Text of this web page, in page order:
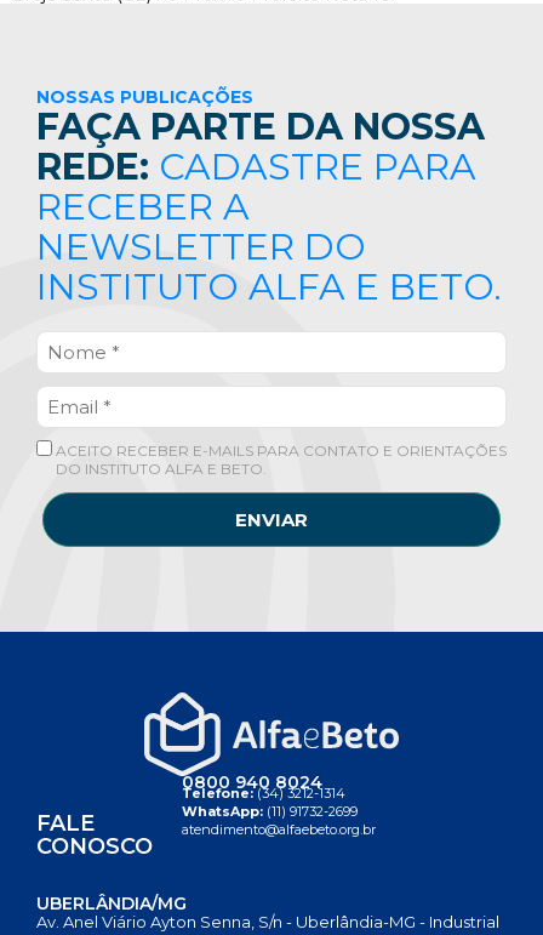
NOSSAS PUBLICAÇÕES
FAÇA PARTE DA NOSSA
REDE: CADASTRE PARA
RECEBER A
NEWSLETTER DO
INSTITUTO ALFA E BETO.
ACEITO RECEBER E-MAILS PARA CONTATO E ORIENTAÇÕES
DO INSTITUTO ALFA E BETO.
ENVIAR
FALE
CONOSCO
0800 940 8024
Telefone:(34) 3212-1314
WhatsApp: (11) 91732-2699
atendimento@alfaebeto.org.br
UBERLÂNDIA/MG
Av. Anel Viário Ayton Senna, S/n - Uberlândia-MG - Industrial